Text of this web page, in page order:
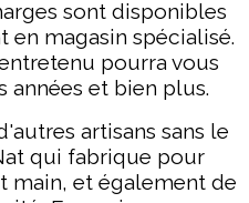
sont disponibles
en magasin spécialisé.
pourra vous
années et bien plus.
artisans sans le
qui fabrique pour
main, et également de